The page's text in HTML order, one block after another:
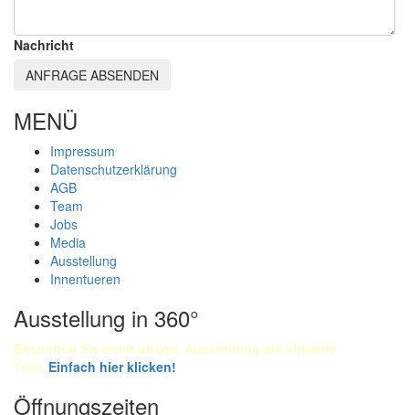
Nachricht
ANFRAGE ABSENDEN
MENÜ
Impressum
Datenschutzerklärung
AGB
Team
Jobs
Media
Ausstellung
Innentueren
Ausstellung in 360°
Besuchen Sie auch unsere Ausstellung als virtuelle
Tour. Einfach hier klicken!
Öffnungszeiten